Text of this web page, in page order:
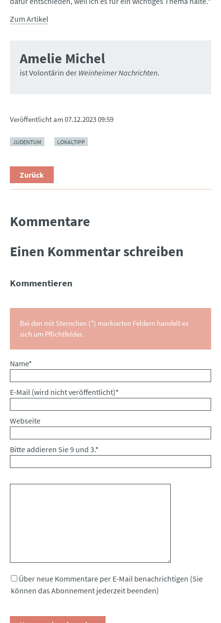
Zum Artikel
Amelie Michel
ist Volontärin der Weinheimer Nachrichten.
Veröffentlicht am07.12.2023 09:59
JUDENTUM LOKALTIPP
Zurück
Kommentare
Einen Kommentar schreiben
Kommentieren
Bei den mit Sternchen (*) markierten Feldern handelt es
sich um Pflichtfelder.
Pflichtfeld
Name*
Pflichtfeld
E-Mail (wird nicht veröffentlicht)*
Webseite
Bitte addieren Sie 9 und 3.*
Über neue Kommentare per E-Mail benachrichtigen (Sie
können das Abonnement jederzeit beenden)